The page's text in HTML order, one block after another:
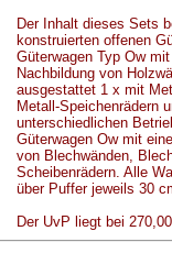
Der Inhalt dieses Sets
konstruierten offenen
Güterwagen Typ Ow
Nachbildung von
ausgestattet 1 x mit
Metall-Speichenrädern
unterschiedlichen
Güterwagen Ow mit
von Blechwänden,
Scheibenrädern. Alle
über Puffer jeweils 30
Der UvP liegt bei